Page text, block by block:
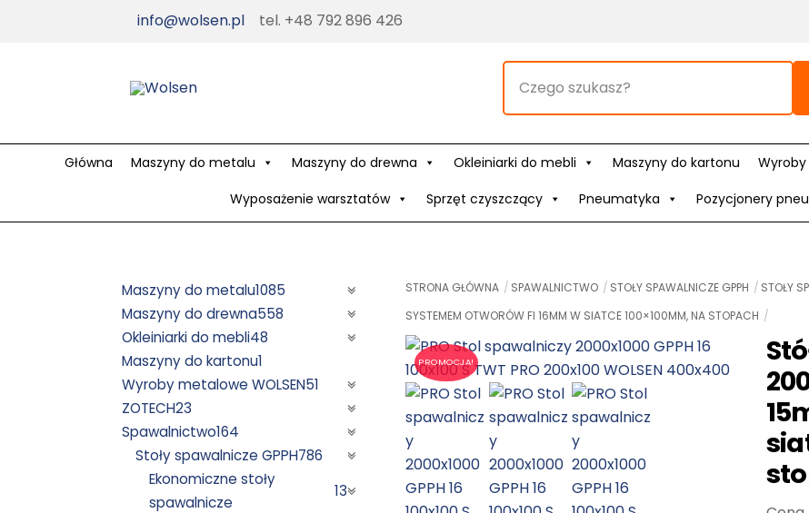
info@wolsen.pl tel. +48 792 896 426
Główna Maszyny do metalu Maszyny do drewna Okleiniarki do mebli Maszyny do kartonu Wyroby
Wyposażenie warsztatów
Sprzęt czyszczący Pneumatyka Pozycjonery
STRONA GŁÓWNA SPAWALNICTWO STOŁY SPAWALNICZE GPPH STOŁY
SYSTEMEM OTWORÓW FI 16MM W SIATCE 100×100MM, NA STOPACH
PROMOCJA!
Maszyny do metalu1085
Maszyny do drewna558
Okleiniarki do mebli48
Maszyny do kartonu1
Wyroby metalowe WOLSEN51
ZOTECH23
Spawalnictwo164
Stoły spawalnicze GPPH786
Ekonomiczne stoły
spawalnicze
13